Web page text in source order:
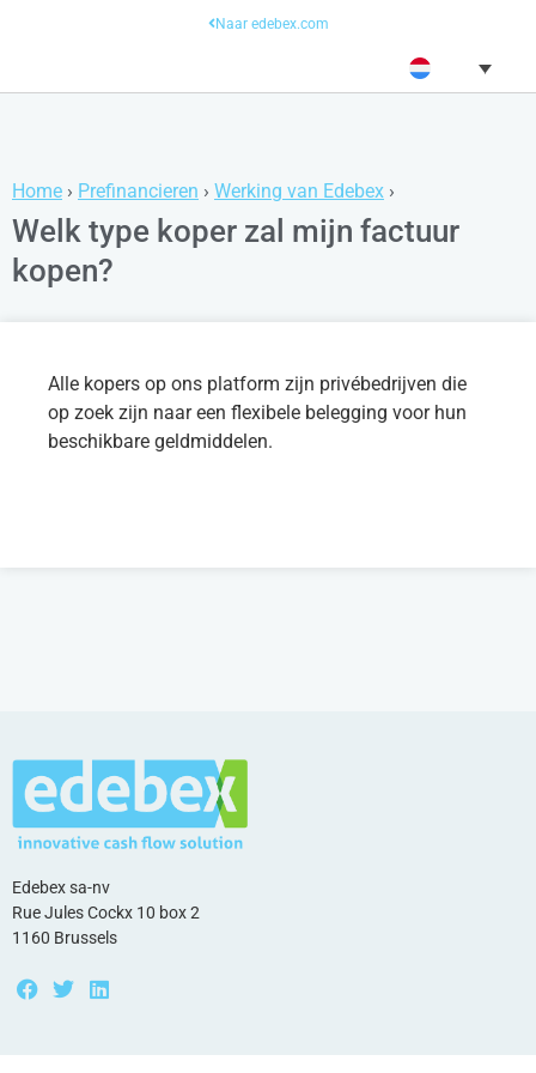
Naar edebex.com
Home › Prefinancieren › Werking van Edebex ›
Welk type koper zal mijn factuur
kopen?
Alle kopers op ons platform zijn privébedrijven die
op zoek zijn naar een flexibele belegging voor hun
beschikbare geldmiddelen.
Edebex sa-nv
Rue Jules Cockx 10 box 2
1160 Brussels